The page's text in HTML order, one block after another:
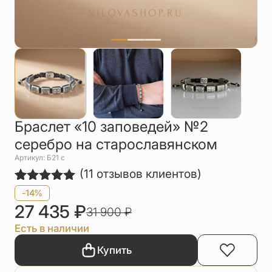
Чётки
Шнурки на
шею
Другое
Браслет «10 заповедей» №2
серебро на старославянском
Артикул: Б21 с
Рейтинг
5.00из 5
на основе
опроса
11
пользователей
(11 отзывов клиентов)
-14%
27 435 ₽31 900₽
Есть в наличии
Купить